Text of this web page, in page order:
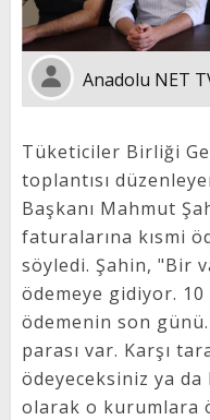
Anadolu NET
Tüketiciler Birliği
toplantısı
Başkanı Mahmut
faturalarına kısmi
söyledi. Şahin, "Bir
ödemeye gidiyor.
ödemenin son
parası var. Karşı
ödeyeceksiniz ya
olarak o kurumlara